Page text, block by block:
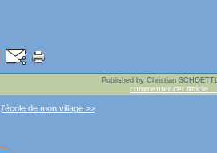
Published by Christian SCHOETTL
commenter cet article
l'école de mon village >>